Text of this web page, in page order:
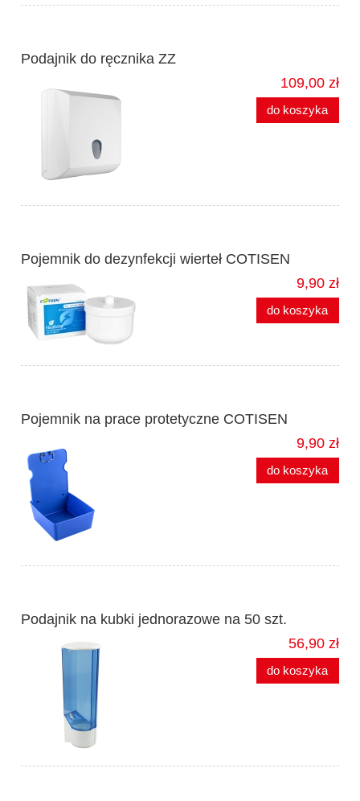
Podajnik do ręcznika ZZ
109,00 zł
do koszyka
Pojemnik do dezynfekcji wierteł COTISEN
9,90 zł
do koszyka
Pojemnik na prace protetyczne COTISEN
9,90 zł
do koszyka
Podajnik na kubki jednorazowe na 50 szt.
56,90 zł
do koszyka